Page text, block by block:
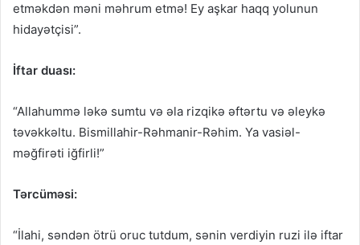
etməkdən məni məhrum etmə! Ey aşkar haqq yolunun
hidayətçisi”.
İftar duası:
“Allahummə ləkə sumtu və əla rizqikə əftərtu və əleykə
təvəkkəltu. Bismillahir-Rəhmanir-Rəhim. Ya vasiəl-
məğfirəti iğfirli!”
Tərcüməsi:
“İlahi, səndən ötrü oruc tutdum, sənin verdiyin ruzi ilə iftar